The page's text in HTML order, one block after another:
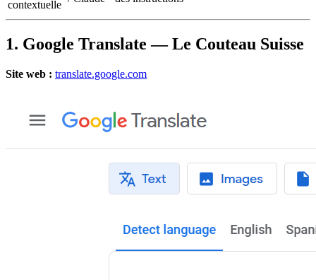
contextuelle
1. Google Translate — Le Couteau Suisse
Site web : translate.google.com